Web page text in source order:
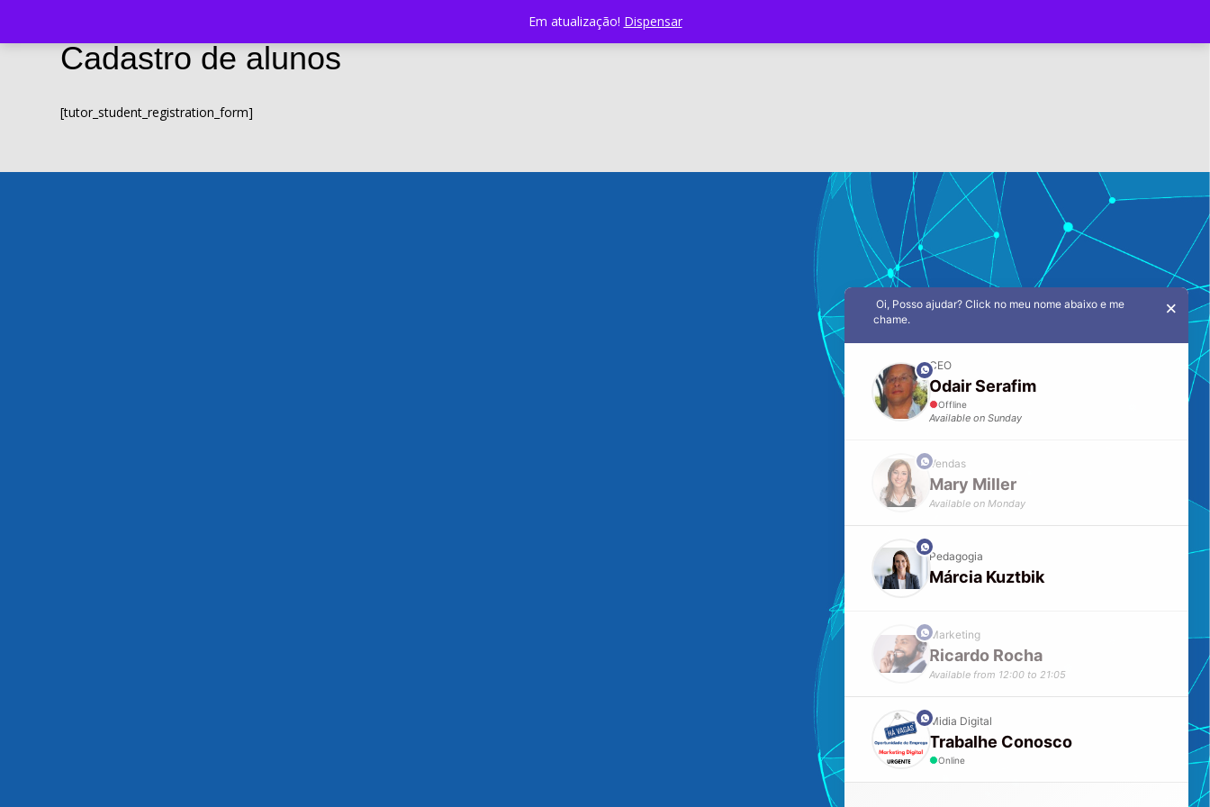
Em atualização! Dispensar
Cadastro de alunos
[tutor_student_registration_form]
×
Oi, Posso ajudar? Click no meu nome abaixo e me
chame.
phone CEO
Odair Serafim
Offline
Available on Sunday
phone Vendas
Mary Miller
Available on Monday
phone Pedagogia
Márcia Kuztbik
phone Marketing
Ricardo Rocha
Available from 12:00 to 21:05
phone Midia Digital
Trabalhe Conosco
Online